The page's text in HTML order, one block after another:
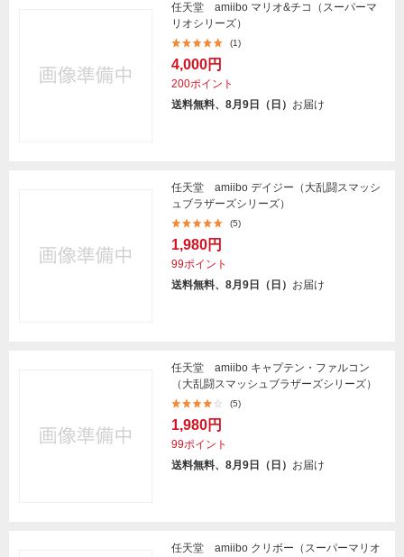
任天堂 amiibo マリオ&チコ（スーパーマ
リオシリーズ）
(1)
4,000円
200ポイント
送料無料、8月9日（日） お届け
任天堂 amiibo デイジー（大乱闘スマッシ
ュブラザーズシリーズ）
(5)
1,980円
99ポイント
送料無料、8月9日（日） お届け
任天堂 amiibo キャプテン・ファルコン
（大乱闘スマッシュブラザーズシリーズ）
(5)
1,980円
99ポイント
送料無料、8月9日（日） お届け
任天堂 amiibo クリボー（スーパーマリオ